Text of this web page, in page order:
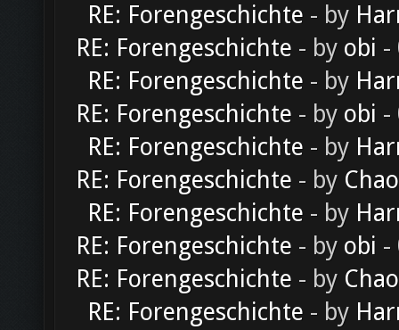
RE: Forengeschichte - by
RE: Forengeschichte - by obi -
RE: Forengeschichte - by
RE: Forengeschichte - by obi -
RE: Forengeschichte - by
RE: Forengeschichte - by
RE: Forengeschichte - by
RE: Forengeschichte - by obi -
RE: Forengeschichte - by
RE: Forengeschichte - by